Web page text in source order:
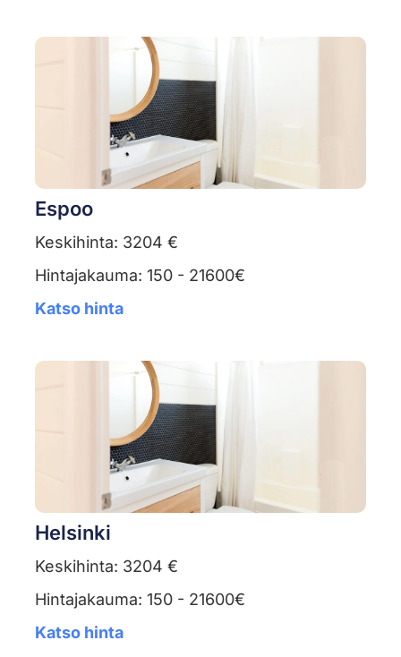
Espoo
Keskihinta: 3204 €
Hintajakauma: 150 - 21600€
Katso hinta
Helsinki
Keskihinta: 3204 €
Hintajakauma: 150 - 21600€
Katso hinta